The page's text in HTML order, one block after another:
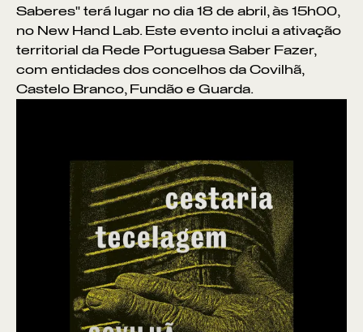
Saberes" terá lugar no dia 18 de abril, às 15h00,
no New Hand Lab. Este evento inclui a ativação
territorial da Rede Portuguesa Saber Fazer,
com entidades dos concelhos da Covilhã,
Castelo Branco, Fundão e Guarda.